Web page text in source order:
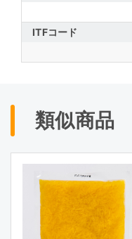
ITFコード
類似商品